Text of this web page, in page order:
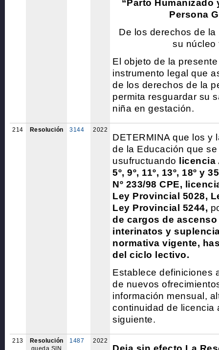
“Parto Humanizado
Persona
De los derechos de
su núcleo
El objeto de la
instrumento legal que
de los derechos de la
permita resguardar su
niña en gestación.
214 Resolución 3144 2022
DETERMINA que los y
de la Educación que
usufructuando
licencia
5º, 9º, 11º, 13º, 18º y
Nº 233/98 CPE,
Ley Provincial 5028,
Ley Provincial 5244,
de cargos de
interinatos y
normativa vigente,
del ciclo lectivo.
Establece definiciones
de nuevos
información mensual,
continuidad de licencia
siguiente.
213
Resolución
queda SIN
1487 2022